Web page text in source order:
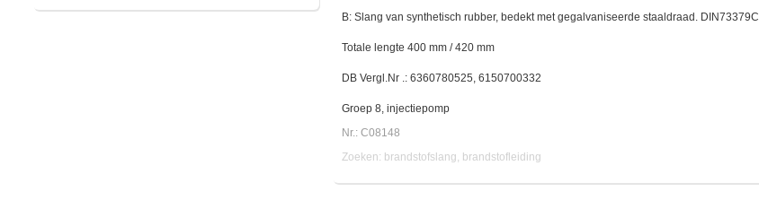
B: Slang van synthetisch rubber, bedekt met gegalvaniseerde staaldraad. DIN73379C
Totale lengte 400 mm / 420 mm
DB Vergl.Nr .: 6360780525, 6150700332
Groep 8, injectiepomp
Nr.: C08148
Zoeken: brandstofslang, brandstofleiding